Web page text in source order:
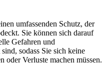
umfassenden Schutz, der
Sie können sich darauf
Gefahren und
sodass Sie sich keine
oder Verluste machen müssen.